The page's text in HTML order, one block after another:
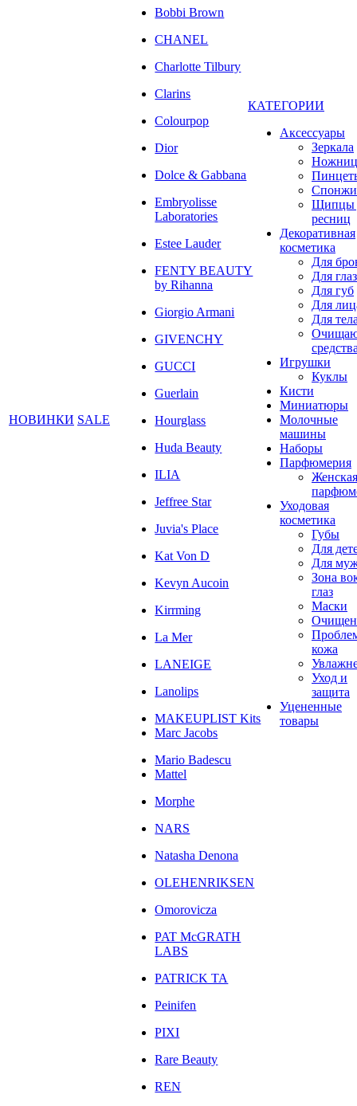
НОВИНКИ SALE
Bobbi Brown
CHANEL
Charlotte Tilbury
Clarins
Colourpop
Dior
Dolce & Gabbana
Embryolisse
Laboratories
Estee Lauder
FENTY BEAUTY
by Rihanna
Giorgio Armani
GIVENCHY
GUCCI
Guerlain
Hourglass
Huda Beauty
ILIA
Jeffree Star
Juvia's Place
Kat Von D
Kevyn Aucoin
Kirrming
La Mer
LANEIGE
Lanolips
MAKEUPLIST Kits
Marc Jacobs
Mario Badescu
Mattel
Morphe
NARS
Natasha Denona
OLEHENRIKSEN
Omorovicza
PAT McGRATH
LABS
PATRICK TA
Peinifen
PIXI
Rare Beauty
REN
КАТЕГОРИИ
Аксессуары
Зеркала
Спонжи
Щипцы
ресниц
Декоративная
косметика
Для
Для глаз
Для губ
Для
Для
Игрушки
Куклы
Кисти
Миниатюры
Молочные
машины
Наборы
Парфюмерия
Женская
Уходовая
косметика
Губы
Для
Для
Зона
глаз
Маски
кожа
Уход и
защита
Уцененные
товары